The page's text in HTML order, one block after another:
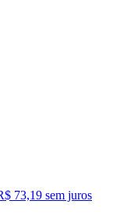
73,19 sem juros